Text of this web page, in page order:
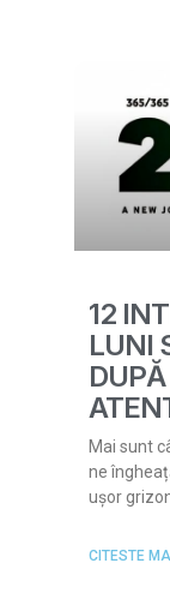
12
LUNI
Mai sunt
ne
ușor
CITESTE